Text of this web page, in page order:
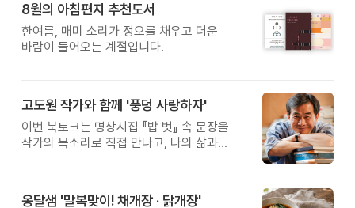
8월의 아침편지 추천도서
한여름, 매미 소리가 정오를 채우고 더운
바람이 들어오는 계절입니다.
고도원 작가와 함께 '풍덩 사랑하자'
이번 북토크는 명상시집 『밥 벗』 속 문장을
작가의 목소리로 직접 만나고, 나의 삶과
옹달샘 '말복맞이! 채개장 · 닭개장'